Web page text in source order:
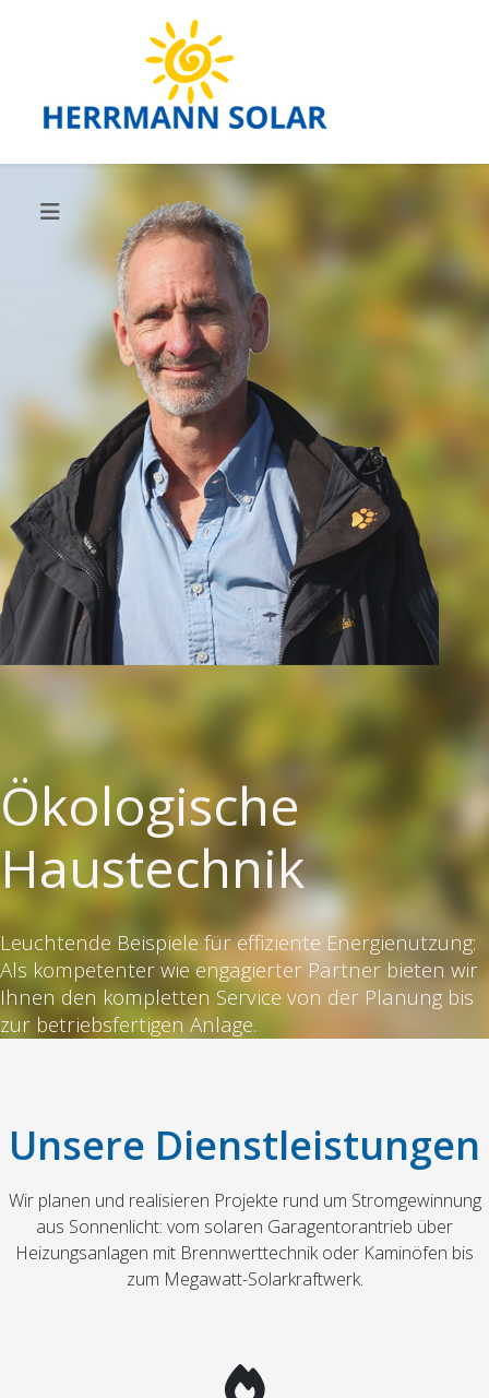
Ökologische
Haustechnik
Leuchtende Beispiele für effiziente Energienutzung:
Als kompetenter wie engagierter Partner bieten wir
Ihnen den kompletten Service von der Planung bis
zur betriebsfertigen Anlage.
Unsere Dienstleistungen
Wir planen und realisieren Projekte rund um Stromgewinnung
aus Sonnenlicht: vom solaren Garagentorantrieb über
Heizungsanlagen mit Brennwerttechnik oder Kaminöfen bis
zum Megawatt-Solarkraftwerk.